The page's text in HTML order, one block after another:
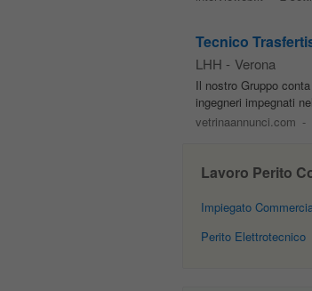
Tecnico
LHH - Verona
Il nostro Gruppo
ingegneri impegnati
vetrinaannunci.com -
Lavoro Perito
Impiegato
Perito Elettrotecnico